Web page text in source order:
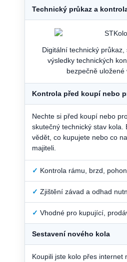
Technický průkaz a
Digitální technický
výsledky technických
bezpečně uložené
Kontrola před koupí nebo
Nechte si před koupí nebo
skutečný technický stav kola.
vědět, co kupujete nebo co
majiteli.
✓ Kontrola rámu, brzd,
✓ Zjištění závad a odhad
✓ Vhodné pro kupující,
Sestavení nového kola
Koupili jste kolo přes internet